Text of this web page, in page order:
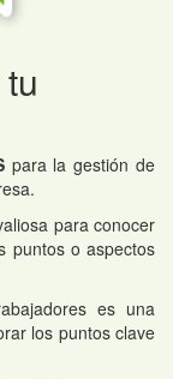
para la gestión de
para conocer
puntos o aspectos
es una
los puntos clave